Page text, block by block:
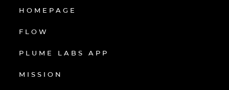
HOMEPAGE
FLOW
PLUME LABS APP
MISSION